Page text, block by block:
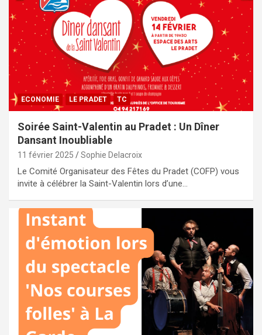
ECONOMIE LE PRADET TC
Soirée Saint-Valentin au Pradet : Un Dîner
Dansant Inoubliable
11 février 2025 Sophie Delacroix
Le Comité Organisateur des Fêtes du Pradet (COFP) vous
invite à célébrer la Saint-Valentin lors d’une…